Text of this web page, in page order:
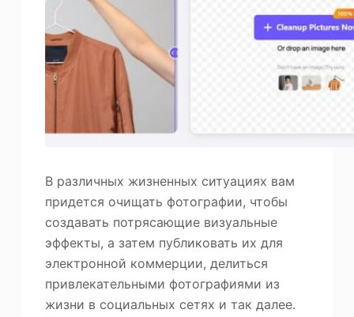
В различных жизненных ситуациях вам
придется очищать фотографии, чтобы
создавать потрясающие визуальные
эффекты, а затем публиковать их для
электронной коммерции, делиться
привлекательными фотографиями из
жизни в социальных сетях и так далее.